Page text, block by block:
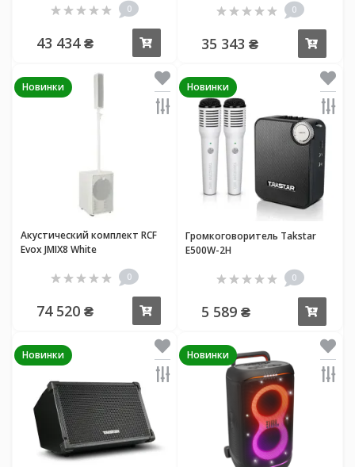
0
43 434 ₴
0
35 343 ₴
Новинки
Акустический комплект RCF
Evox JMIX8 White
0
74 520 ₴
Новинки
Громкоговоритель Takstar
E500W-2H
0
5 589 ₴
Новинки Новинки